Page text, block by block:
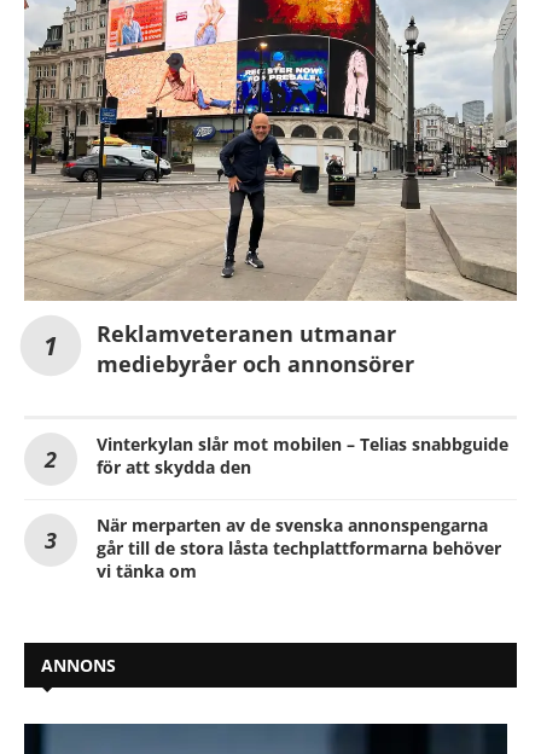
Reklamveteranen utmanar
mediebyråer och annonsörer
Vinterkylan slår mot mobilen – Telias snabbguide
för att skydda den
När merparten av de svenska annonspengarna
går till de stora låsta techplattformarna behöver
vi tänka om
ANNONS